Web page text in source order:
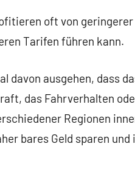
oft von
Tarifen führen kann.
davon ausgehen, dass
das Fahrverhalten
Regionen
bares Geld sparen